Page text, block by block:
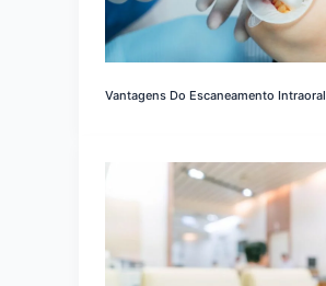
Vantagens Do Escaneamento Intraoral